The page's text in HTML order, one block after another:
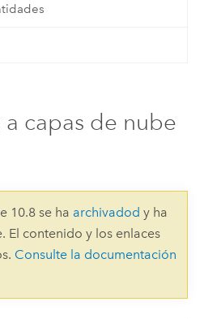
capas de nube
10.8 se ha archivadod y ha
El contenido y los enlaces
Consulte la documentación